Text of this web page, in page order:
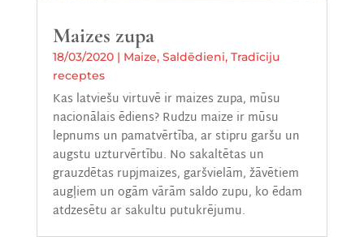
Maizes zupa
18/03/2020| Maize, Saldēdieni, Tradīciju
receptes
Kas latviešu virtuvē ir maizes zupa, mūsu
nacionālais ēdiens? Rudzu maize ir mūsu
lepnums un pamatvērtība, ar stipru garšu un
augstu uzturvērtību. No sakaltētas un
grauzdētas rupjmaizes, garšvielām, žāvētiem
augļiem un ogām vārām saldo zupu, ko ēdam
atdzesētu ar sakultu putukrējumu.